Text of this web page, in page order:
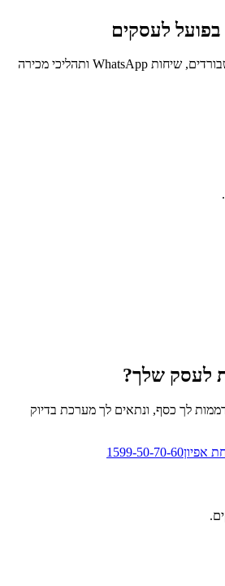
לעסקים
מהמסך אל המציאות — דשבורדים, שיחות WhatsApp ותהליכי מכירה
לעסק שלך?
לך כסף, ונתאים לך מערכת בדיוק
אפיון1599-50-70-60